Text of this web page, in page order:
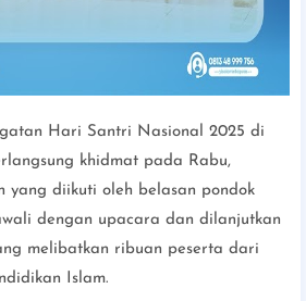
Hari Santri Nasional 2025 di
khidmat pada Rabu,
yang diikuti oleh belasan pondok
dengan upacara dan dilanjutkan
melibatkan ribuan peserta dari
Islam.